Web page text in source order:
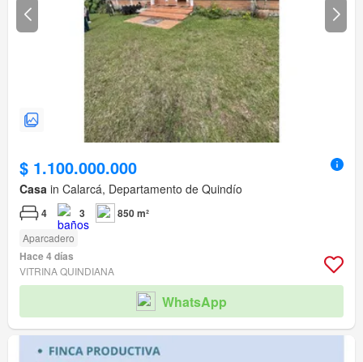
$ 1.100.000.000
Casa in Calarcá, Departamento de Quindío
4 3 850 m²
Aparcadero
Hace 4 días
VITRINA QUINDIANA
WhatsApp